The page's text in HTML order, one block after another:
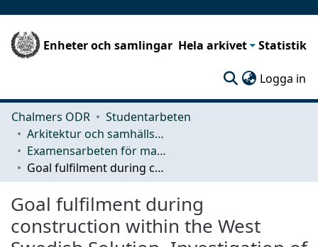
Enheter och samlingar Hela arkivet Statistik
Logga in
Chalmers ODR
Studentarbeten
Arkitektur och samhällsbyggnadsteknik (ACE)
Examensarbeten för masterexamen
Goal fulfilment during construction within the West Swedish Solution -Investigation of planning and construction of initial measures by the Swedish Transport Administration
Goal fulfilment during
construction within the West